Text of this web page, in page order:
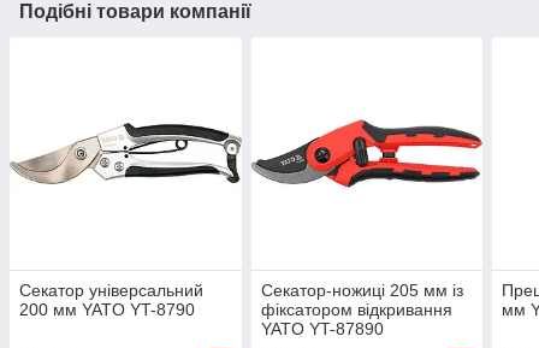
Подібні товари компанії
Секатор універсальний
200 мм YATO YT-8790
Секатор-ножиці 205 мм із
фіксатором відкривання
YATO YT-87890
мм